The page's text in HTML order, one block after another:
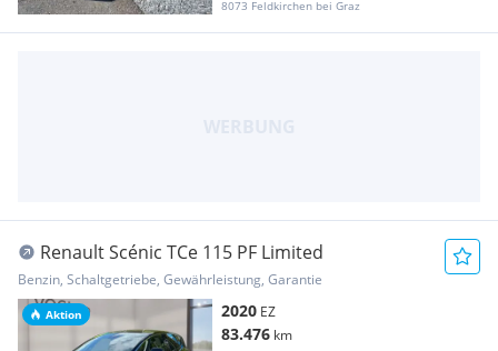
8073 Feldkirchen bei Graz
Aktion
Renault Scénic TCe 115 PF Limited
Benzin, Schaltgetriebe, Gewährleistung, Garantie
2020 EZ
83.476 km